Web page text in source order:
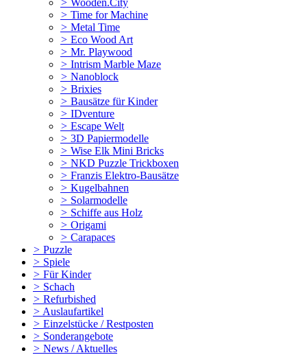
> Wooden.City
> Time for Machine
> Metal Time
> Eco Wood Art
> Mr. Playwood
> Intrism Marble Maze
> Nanoblock
> Brixies
> Bausätze für Kinder
> IDventure
> Escape Welt
> 3D Papiermodelle
> Wise Elk Mini Bricks
> NKD Puzzle Trickboxen
> Franzis Elektro-Bausätze
> Kugelbahnen
> Solarmodelle
> Schiffe aus Holz
> Origami
> Carapaces
> Puzzle
> Spiele
> Für Kinder
> Schach
> Refurbished
> Auslaufartikel
> Einzelstücke / Restposten
> Sonderangebote
> News / Aktuelles